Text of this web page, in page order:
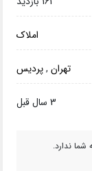
املاک
تهران,پردیس
3 سال قبل
شما ندارد.